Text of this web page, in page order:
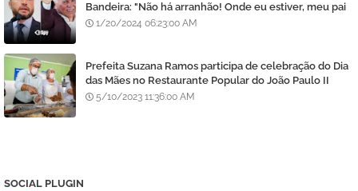
Bandeira: "Não há arranhão! Onde eu estiver, meu pai
estará e vice-versa"
1/20/2024 06:23:00 AM
Prefeita Suzana Ramos participa de celebração do Dia
das Mães no Restaurante Popular do João Paulo II
5/10/2023 11:36:00 AM
SOCIAL PLUGIN